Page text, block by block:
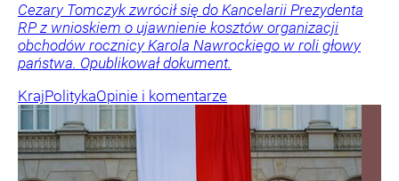
Cezary Tomczyk zwrócił się do Kancelarii Prezydenta
RP z wnioskiem o ujawnienie kosztów organizacji
obchodów rocznicy Karola Nawrockiego w roli głowy
państwa. Opublikował dokument.
KrajPolitykaOpinie i komentarze